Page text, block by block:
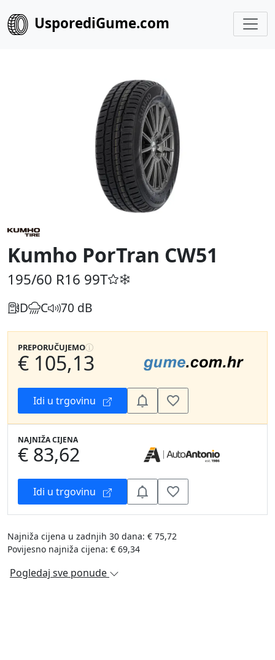
UsporediGume.com
Kumho PorTran CW51
195/60 R16 99T
D C 70 dB
PREPORUČUJEMO
€ 105,13
Idi u trgovinu
NAJNIŽA CIJENA
€ 83,62
Idi u trgovinu
Najniža cijena u zadnjih 30 dana: € 75,72
Povijesno najniža cijena: € 69,34
Pogledaj sve ponude